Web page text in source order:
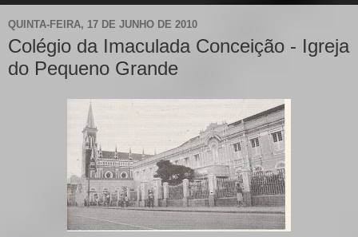
QUINTA-FEIRA, 17 DE JUNHO DE 2010
Colégio da Imaculada Conceição - Igreja
do Pequeno Grande